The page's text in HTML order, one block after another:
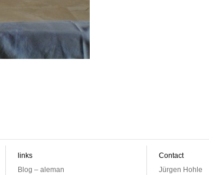
links
Blog – aleman
Contact
Jürgen Hohle